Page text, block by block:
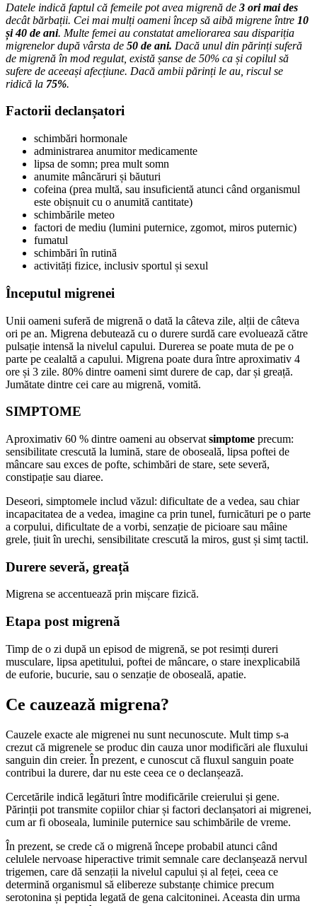
Datele indică faptul că femeile pot avea migrenă de 3 ori mai des
decât bărbații. Cei mai mulți oameni încep să aibă migrene între 10
și 40 de ani. Multe femei au constatat ameliorarea sau dispariția
migrenelor după vârsta de 50 de ani. Dacă unul din părinți suferă
de migrenă în mod regulat, există șanse de 50% ca și copilul să
sufere de aceeași afecțiune. Dacă ambii părinți le au, riscul se
ridică la 75%.
Factorii declanșatori
schimbări hormonale
administrarea anumitor medicamente
lipsa de somn; prea mult somn
anumite mâncăruri și băuturi
cofeina (prea multă, sau insuficientă atunci când organismul
este obișnuit cu o anumită cantitate)
schimbările meteo
factori de mediu (lumini puternice, zgomot, miros puternic)
fumatul
schimbări în rutină
activități fizice, inclusiv sportul și sexul
Începutul migrenei
Unii oameni suferă de migrenă o dată la câteva zile, alții de câteva
ori pe an. Migrena debutează cu o durere surdă care evoluează către
pulsație intensă la nivelul capului. Durerea se poate muta de pe o
parte pe cealaltă a capului. Migrena poate dura între aproximativ 4
ore și 3 zile. 80% dintre oameni simt durere de cap, dar și greață.
Jumătate dintre cei care au migrenă, vomită.
SIMPTOME
Aproximativ 60 % dintre oameni au observat simptome precum:
sensibilitate crescută la lumină, stare de oboseală, lipsa poftei de
mâncare sau exces de pofte, schimbări de stare, sete severă,
constipație sau diaree.
Deseori, simptomele includ văzul: dificultate de a vedea, sau chiar
incapacitatea de a vedea, imagine ca prin tunel, furnicături pe o parte
a corpului, dificultate de a vorbi, senzație de picioare sau mâine
grele, țiuit în urechi, sensibilitate crescută la miros, gust și simț tactil.
Durere severă, greață
Migrena se accentuează prin mișcare fizică.
Etapa post migrenă
Timp de o zi după un episod de migrenă, se pot resimți dureri
musculare, lipsa apetitului, poftei de mâncare, o stare inexplicabilă
de euforie, bucurie, sau o senzație de oboseală, apatie.
Ce cauzează migrena?
Cauzele exacte ale migrenei nu sunt necunoscute. Mult timp s-a
crezut că migrenele se produc din cauza unor modificări ale fluxului
sanguin din creier. În prezent, e cunoscut că fluxul sanguin poate
contribui la durere, dar nu este ceea ce o declanșează.
Cercetările indică legături între modificările creierului și gene.
Părinții pot transmite copiilor chiar și factori declanșatori ai migrenei,
cum ar fi oboseala, luminile puternice sau schimbările de vreme.
În prezent, se crede că o migrenă începe probabil atunci când
celulele nervoase hiperactive trimit semnale care declanșează nervul
trigemen, care dă senzații la nivelul capului și al feței, ceea ce
determină organismul să elibereze substanțe chimice precum
serotonina și peptida legată de gena calcitoninei. Aceasta din urma